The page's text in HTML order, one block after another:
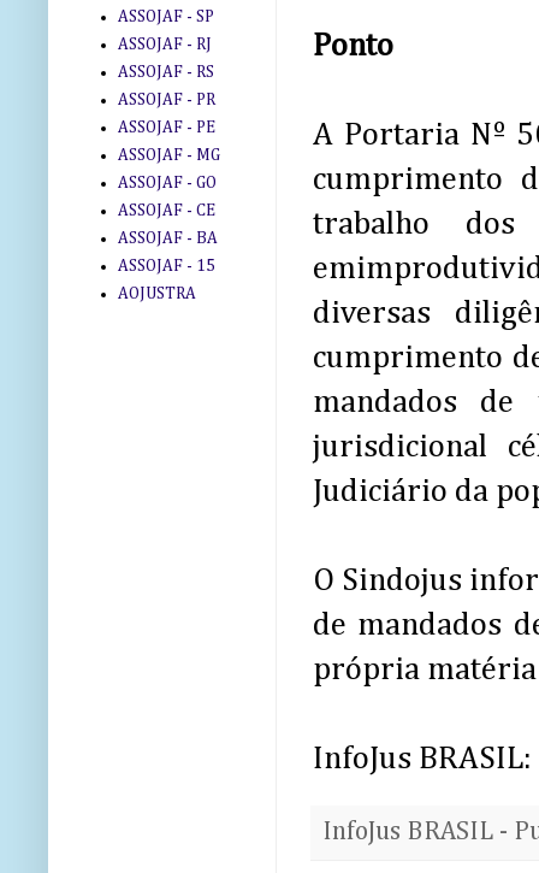
Ponto
A Portaria Nº
cumprimento
trabalho
diversas
cumprimento
mandados de
jurisdicional
Judiciário da
O Sindojus
de mandados
própria matéria
InfoJus
InfoJus BRASIL -
ASSOJAF - SP
ASSOJAF - RJ
ASSOJAF - RS
ASSOJAF - PR
ASSOJAF - PE
ASSOJAF - MG
ASSOJAF - GO
ASSOJAF - CE
ASSOJAF - BA
ASSOJAF - 15
AOJUSTRA